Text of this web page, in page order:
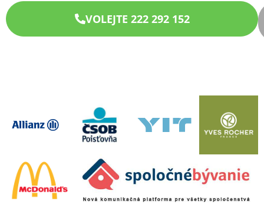
VOLEJTE 222 292 152